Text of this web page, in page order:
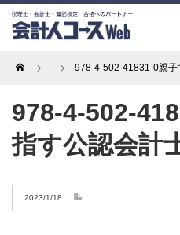
Home 978-4-502-41831-0親子
978-4-502-
指す公認会計
2023/1/18